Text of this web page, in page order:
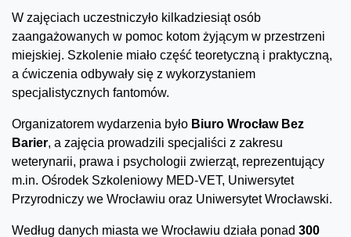
W zajęciach uczestniczyło kilkadziesiąt osób
zaangażowanych w pomoc kotom żyjącym w przestrzeni
miejskiej. Szkolenie miało część teoretyczną i praktyczną,
a ćwiczenia odbywały się z wykorzystaniem
specjalistycznych fantomów.
Organizatorem wydarzenia było Biuro Wrocław Bez
Barier, a zajęcia prowadzili specjaliści z zakresu
weterynarii, prawa i psychologii zwierząt, reprezentujący
m.in. Ośrodek Szkoleniowy MED-VET, Uniwersytet
Przyrodniczy we Wrocławiu oraz Uniwersytet Wrocławski.
Według danych miasta we Wrocławiu działa ponad 300